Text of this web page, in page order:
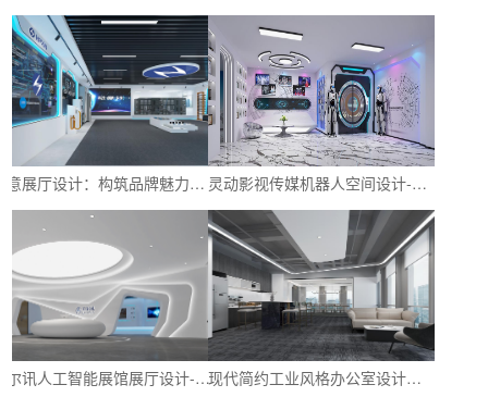
创意展厅设计：构筑品牌魅力与创新氛围-深圳文丰装饰 灵动影视传媒机器人空间设计-探寻神秘的影视展厅-深圳文丰装饰
立尔讯人工智能展馆展厅设计-以科技增强品牌形象-深圳文丰装饰 现代简约工业风格办公室设计｜创造舒适、时尚和高效的工作环境-深圳文丰装饰